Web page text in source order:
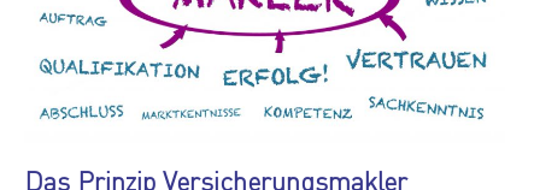
Das Prinzip Versicherungs­makler